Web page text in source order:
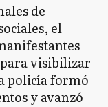
de
el
para visibilizar
policía formó
y avanzó